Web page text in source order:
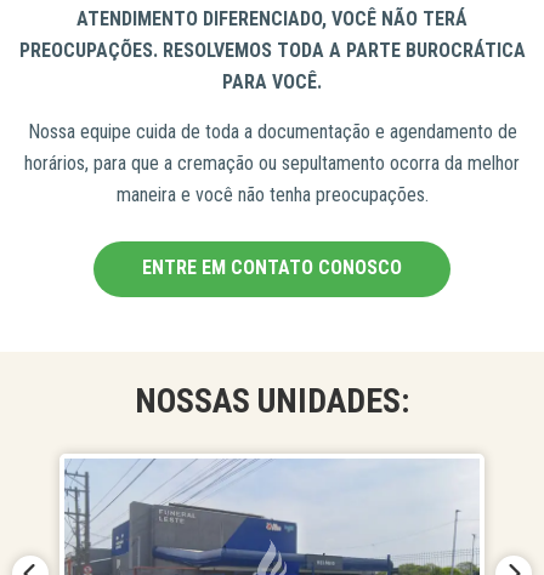
ATENDIMENTO DIFERENCIADO, VOCÊ NÃO TERÁ
PREOCUPAÇÕES. RESOLVEMOS TODA A PARTE BUROCRÁTICA
PARA VOCÊ.
Nossa equipe cuida de toda a documentação e agendamento de
horários, para que a cremação ou sepultamento ocorra da melhor
maneira e você não tenha preocupações.
ENTRE EM CONTATO CONOSCO
NOSSAS UNIDADES: